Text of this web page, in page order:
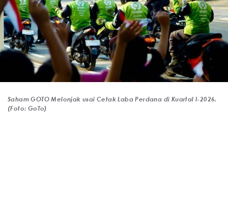
Saham GOTO Melonjak usai Cetak Laba Perdana di Kuartal I-2026.
(Foto: GoTo)